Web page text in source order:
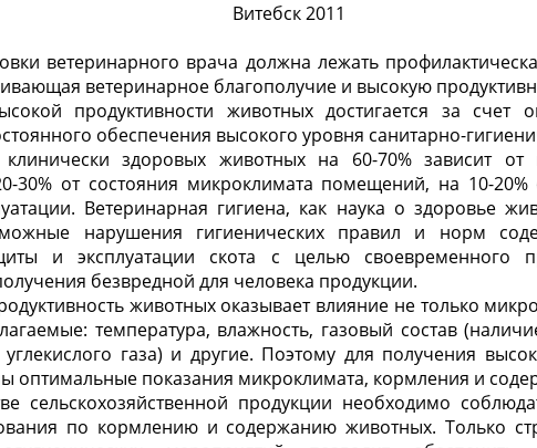
Витебск 2011
ветеринарного врача должна лежать
ветеринарное благополучие и высокую
продуктивности животных достигается за счет
обеспечения высокого уровня санитарно-
клинически здоровых животных на 60-70% зависит
30% от состояния микроклимата помещений, на 10-20%
Ветеринарная гигиена, как наука о здоровье
нарушения гигиенических правил и норм
и эксплуатации скота с целью своевременного
безвредной для человека продукции.
животных оказывает влияние не только
температура, влажность, газовый состав
газа) и другие. Поэтому для получения
оптимальные показания микроклимата, кормления и
сельскохозяйственной продукции необходимо
по кормлению и содержанию животных. Только